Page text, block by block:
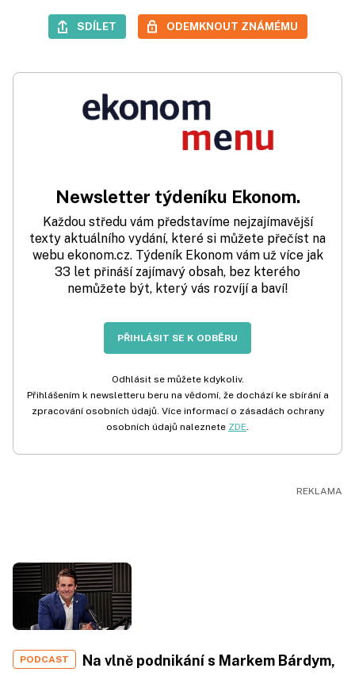
SDÍLET ODEMKNOUT ZNÁMÉMU
Newsletter týdeníku Ekonom.
Každou středu vám představíme nejzajímavější
texty aktuálního vydání, které si můžete přečíst na
webu ekonom.cz. Týdeník Ekonom vám už více jak
33 let přináší zajímavý obsah, bez kterého
nemůžete být, který vás rozvíjí a baví!
PŘIHLÁSIT SE K ODBĚRU
Odhlásit se můžete kdykoliv.
Přihlášením k newsletteru beru na vědomí, že dochází ke sbírání a
zpracování osobních údajů. Více informací o zásadách ochrany
osobních údajů naleznete ZDE.
PODCAST
Na vlně podnikání s Markem Bárdym,